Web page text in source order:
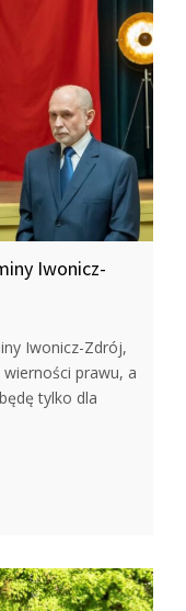
Iwonicz-
Iwonicz-Zdrój,
prawu, a
tylko dla